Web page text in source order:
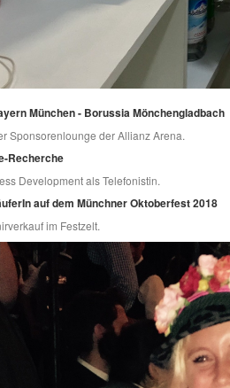
München - Borussia Mönchengladbach
Sponsorenlounge der Allianz Arena.
Recherche
Development als Telefonistin.
auf dem Münchner Oktoberfest 2018
im Festzelt.